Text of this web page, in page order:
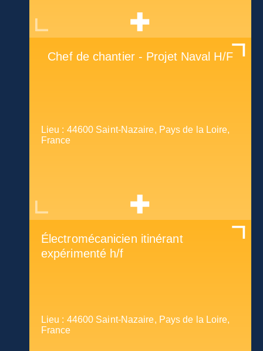
Chef de chantier - Projet Naval H/F
Lieu : 44600 Saint-Nazaire, Pays de la Loire,
France
Électromécanicien itinérant
expérimenté h/f
Lieu : 44600 Saint-Nazaire, Pays de la Loire,
France